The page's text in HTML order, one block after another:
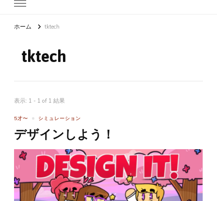
ホーム tktech
tktech
表示: 1 - 1 of 1 結果
5才〜 シミュレーション
デザインしよう！